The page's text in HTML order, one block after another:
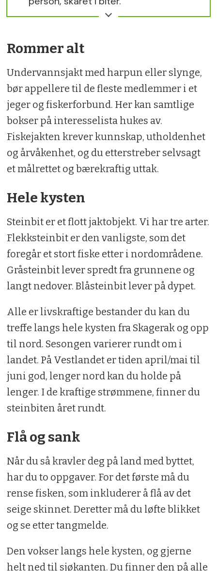
rotgrønnsaker.
Rikelig med tangmelde, bruk bladene
og delene av stilken bladene sitter på.
Nok fløte til å dekke grønnsakene.
Rød karripasta.
Asiatisk fiskesaus.
Chilipulver.
Rommer alt
Undervannsjakt med harpun eller slynge,
bør appellere til de fleste medlemmer i et
jeger og fiskerforbund. Her kan samtlige
bokser på interesselista hukes av.
Fiskejakten krever kunnskap, utholdenhet
og årvåkenhet, og du etterstreber selvsagt
et målrettet og bærekraftig uttak.
Hele kysten
Steinbit er et flott jaktobjekt. Vi har tre arter.
Flekksteinbit er den vanligste, som det
foregår et stort fiske etter i nordområdene.
Gråsteinbit lever spredt fra grunnene og
langt nedover. Blåsteinbit lever på dypet.
Alle er livskraftige bestander du kan du
treffe langs hele kysten fra Skagerak og opp
til nord. Sesongen varierer rundt om i
landet. På Vestlandet er tiden april/mai til
juni god, lenger nord kan du holde på
lenger. I de kraftige strømmene, finner du
steinbiten året rundt.
Flå og sank
Når du så kravler deg på land med byttet,
har du to oppgaver. For det første må du
rense fisken, som inkluderer å flå av det
seige skinnet. Deretter må du løfte blikket
og se etter tangmelde.
Den vokser langs hele kysten, og gjerne
helt ned til sjøkanten. Du finner den på alle